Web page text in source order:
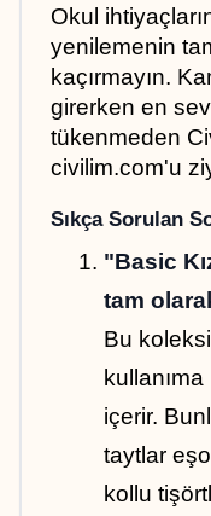
Okul
yenilemenin
kaçırmayın.
girerken en
tükenmeden
civilim.com'u
Sıkça Sorulan
"Basic
tam
Bu
içerir.
taytlar
kollu